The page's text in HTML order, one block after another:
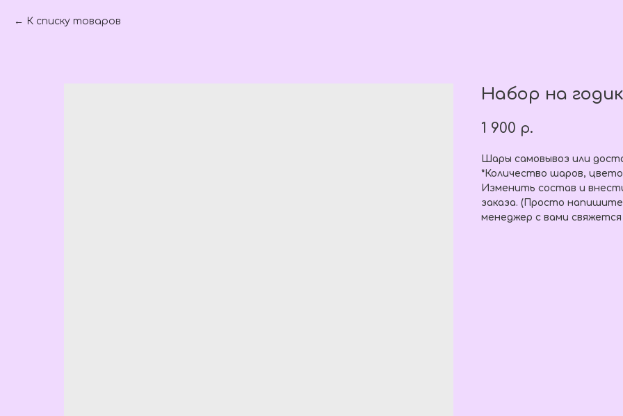
К списку товаров
Набор на
1 900 р.
Шары самовывоз или
*Количество шаров,
Изменить состав и
заказа. (Просто
менеджер с вами